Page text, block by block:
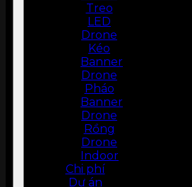
Treo
LED
Drone
Kéo
Banner
Drone
Pháo
Banner
Drone
Rồng
Drone
Indoor
Chi phí
Dự án